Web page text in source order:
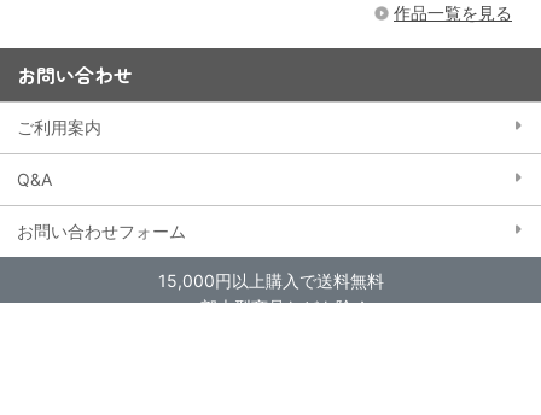
作品一覧を見る
お問い合わせ
ご利用案内
Q&A
お問い合わせフォーム
15,000円以上購入で送料無料
※一部大型商品などを除く